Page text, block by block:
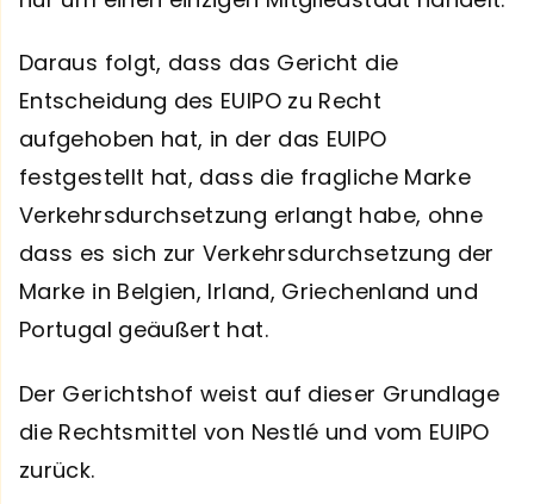
Daraus folgt, dass das Gericht die
Entscheidung des EUIPO zu Recht
aufgehoben hat, in der das EUIPO
festgestellt hat, dass die fragliche Marke
Verkehrsdurchsetzung erlangt habe, ohne
dass es sich zur Verkehrsdurchsetzung der
Marke in Belgien, Irland, Griechenland und
Portugal geäußert hat.
Der Gerichtshof weist auf dieser Grundlage
die Rechtsmittel von Nestlé und vom EUIPO
zurück.